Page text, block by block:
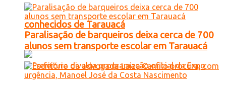
conhecidos de Tarauacá
Paralisação de barqueiros deixa cerca de 700
alunos sem transporte escolar em Tarauacá